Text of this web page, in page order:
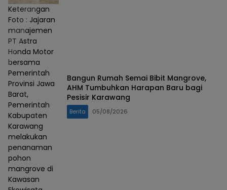
Keterangan
Foto : Jajaran
manajemen
PT Astra
Honda Motor
bersama
Pemerintah
Provinsi Jawa
Barat,
Pemerintah
Kabupaten
Karawang
melakukan
penanaman
pohon
mangrove di
Kawasan
Bangun Rumah Semai Bibit Mangrove,
AHM Tumbuhkan Harapan Baru bagi
Pesisir Karawang
Berita 05/08/2026